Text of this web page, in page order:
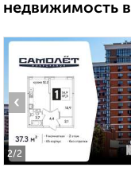
недвижимость
2/2
‹